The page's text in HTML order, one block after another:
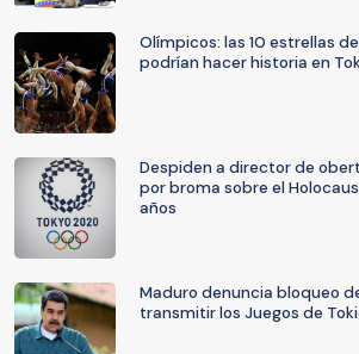
Olímpicos: las 10 estrellas
podrían hacer historia en
Despiden a director de
por broma sobre el
años
Maduro denuncia bloqueo
transmitir los Juegos de